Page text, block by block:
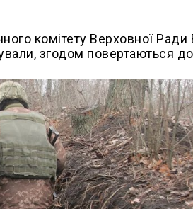
комітету Верховної Ради
згодом повертаються